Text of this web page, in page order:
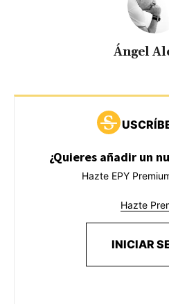
Ángel
¿Quieres añadir un
Hazte EPY
Hazte
INICIAR